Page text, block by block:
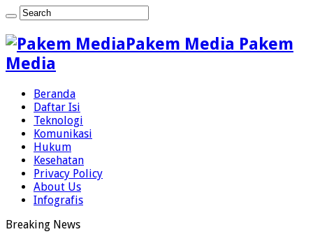
Pakem Media Pakem
Media
Beranda
Daftar Isi
Teknologi
Komunikasi
Hukum
Kesehatan
Privacy Policy
About Us
Infografis
Breaking News